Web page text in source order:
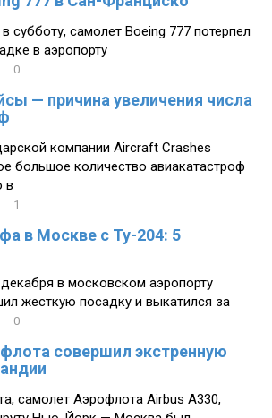
субботу, самолет Boeing 777 потерпел
в аэропорту
0
— причина увеличения числа
компании Aircraft Crashes
большое количество авиакатастроф
в
1
в Москве с Ту-204: 5
в московском аэропорту
жесткую посадку и выкатился за
0
совершил экстренную
самолет Аэрофлота Airbus A330,